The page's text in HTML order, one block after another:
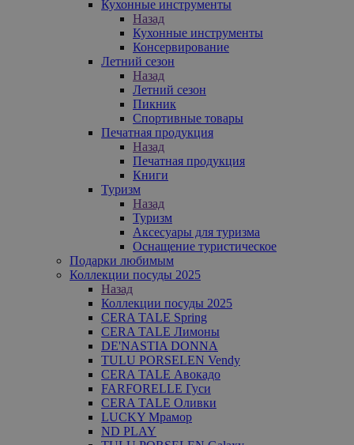
Кухонные инструменты
Назад
Кухонные инструменты
Консервирование
Летний сезон
Назад
Летний сезон
Пикник
Спортивные товары
Печатная продукция
Назад
Печатная продукция
Книги
Туризм
Назад
Туризм
Аксесуары для туризма
Оснащение туристическое
Подарки любимым
Коллекции посуды 2025
Назад
Коллекции посуды 2025
CERA TALE Spring
CERA TALE Лимоны
DE'NASTIA DONNA
TULU PORSELEN Vendy
CERA TALE Авокадо
FARFORELLE Гуси
CERA TALE Оливки
LUCKY Мрамор
ND PLAY